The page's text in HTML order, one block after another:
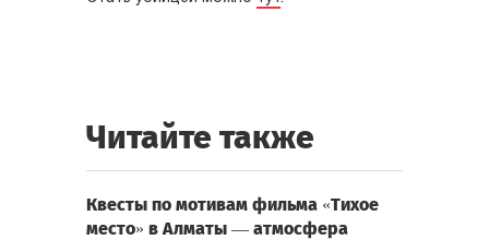
Читайте также
Квесты по мотивам фильма «Тихое
место» в Алматы — атмосфера